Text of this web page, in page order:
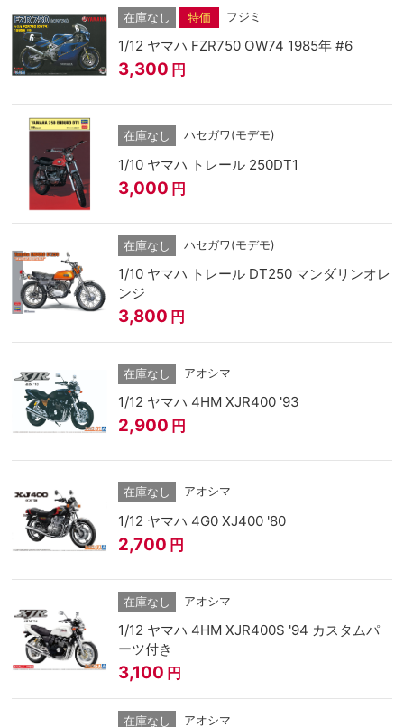
在庫なし 特価 フジミ
1/12 ヤマハ FZR750 OW74 1985年 #6
3,300 円
在庫なし ハセガワ(モデモ)
1/10 ヤマハ トレール 250DT1
3,000 円
在庫なし ハセガワ(モデモ)
1/10 ヤマハ トレール DT250 マンダリンオレ
ンジ
3,800 円
在庫なし アオシマ
1/12 ヤマハ 4HM XJR400 '93
2,900 円
在庫なし アオシマ
1/12 ヤマハ 4G0 XJ400 '80
2,700 円
在庫なし アオシマ
1/12 ヤマハ 4HM XJR400S '94 カスタムパ
ーツ付き
3,100 円
在庫なし アオシマ